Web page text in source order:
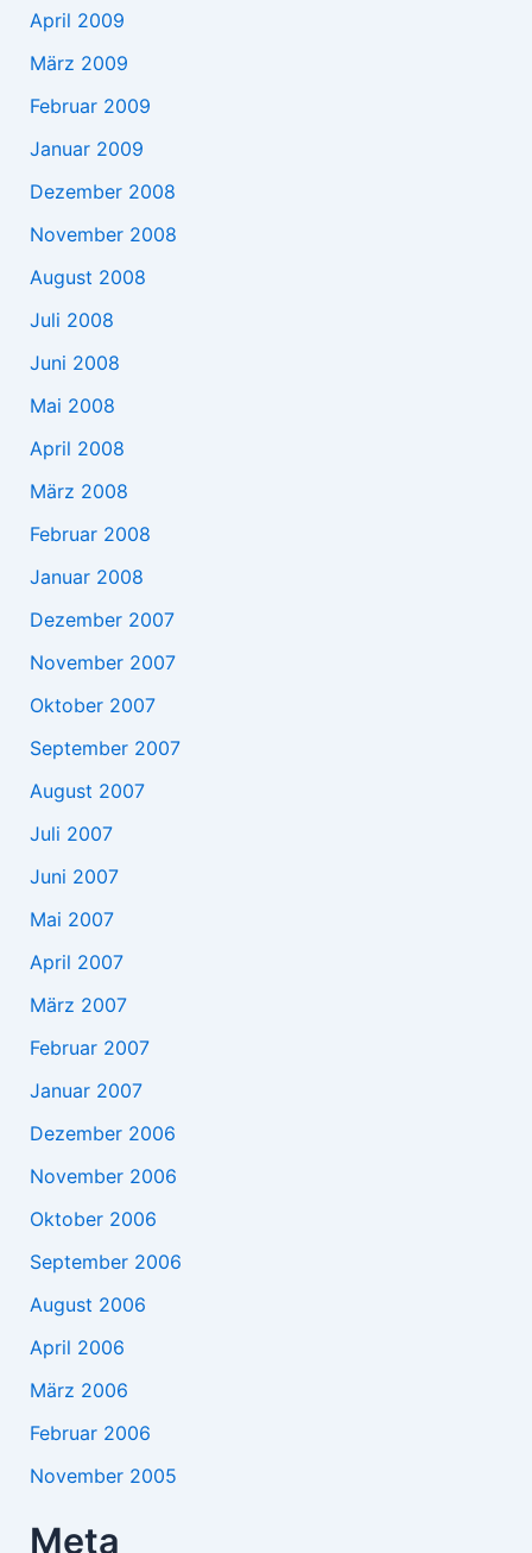
April 2009
März 2009
Februar 2009
Januar 2009
Dezember 2008
November 2008
August 2008
Juli 2008
Juni 2008
Mai 2008
April 2008
März 2008
Februar 2008
Januar 2008
Dezember 2007
November 2007
Oktober 2007
September 2007
August 2007
Juli 2007
Juni 2007
Mai 2007
April 2007
März 2007
Februar 2007
Januar 2007
Dezember 2006
November 2006
Oktober 2006
September 2006
August 2006
April 2006
März 2006
Februar 2006
November 2005
Meta